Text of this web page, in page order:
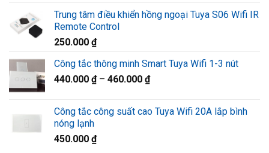
là:
1.320.000 ₫.
tại
Trung tâm điều khiển hồng ngoại Tuya S06 Wifi IR
Remote Control
250.000 ₫
Công tắc thông minh Smart Tuya Wifi 1-3 nút
440.000 ₫– 460.000 ₫
Công tắc công suất cao Tuya Wifi 20A lắp bình
nóng lạnh
450.000 ₫